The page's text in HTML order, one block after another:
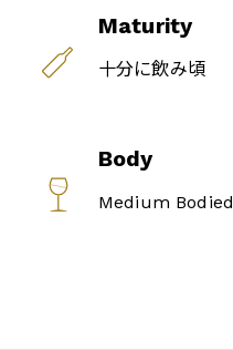
Maturity
十分に飲み頃
Body
Medium Bodied